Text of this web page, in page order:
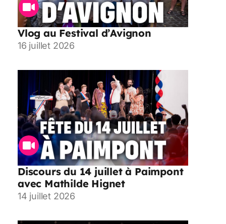
Vlog au Festival d’Avignon
16 juillet 2026
Discours du 14 juillet à Paimpont
avec Mathilde Hignet
14 juillet 2026